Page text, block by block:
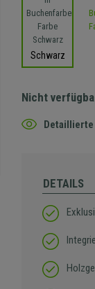
Schwarz
Nicht
Detaillierte
DETAILS